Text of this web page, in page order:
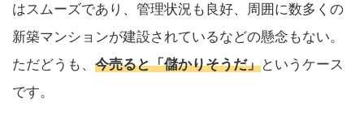
はスムーズであり、管理状況も良好、周囲に数多くの
新築マンションが建設されているなどの懸念もない。
ただどうも、 今売ると「儲かりそうだ」というケース
です。